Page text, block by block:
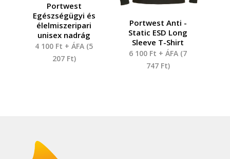
Portwest
Egészségügyi és
élelmiszeripari
unisex nadrág
4 100 Ft + ÁFA (5
207 Ft)
Portwest Anti -
Static ESD Long
Sleeve T-Shirt
6 100 Ft + ÁFA (7
747 Ft)